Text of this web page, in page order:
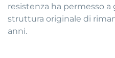
resistenza ha permesso a
struttura originale di
anni.